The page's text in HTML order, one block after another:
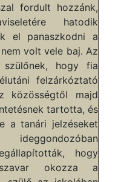
fordult hozzánk,
hatodik
el panaszkodni a
volt vele baj. Az
hogy fia
felzárkóztató
közösségtől majd
tartotta, és
a tanári jelzéseket
hogy
okozza a